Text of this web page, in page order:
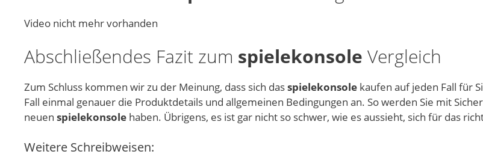
Video nicht mehr vorhanden
Abschließendes Fazit zum spielekonsole Vergleich
Zum Schluss kommen wir zu der Meinung, dass sich dasspielekonsole kaufen auf jeden Fall für
Fall einmal genauer die Produktdetails und allgemeinen Bedingungen an. So werden Sie mit
neuen spielekonsole haben. Übrigens, es ist gar nicht so schwer, wie es aussieht, sich für das
Weitere Schreibweisen: